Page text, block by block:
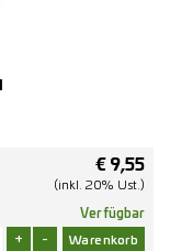
€9,55
(inkl. 20% Ust.)
Verfügbar
+ -